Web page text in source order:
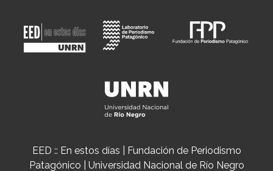
EED :: En estos días | Fundación de Periodismo
Patagónico | Universidad Nacional de Río Negro